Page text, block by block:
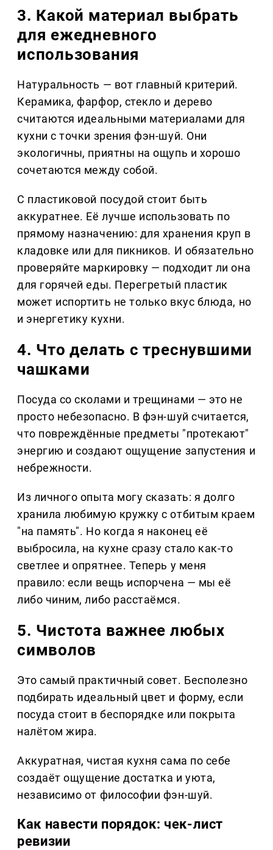
3. Какой материал выбрать
для ежедневного
использования
Натуральность — вот главный критерий.
Керамика, фарфор, стекло и дерево
считаются идеальными материалами для
кухни с точки зрения фэн-шуй. Они
экологичны, приятны на ощупь и хорошо
сочетаются между собой.
С пластиковой посудой стоит быть
аккуратнее. Её лучше использовать по
прямому назначению: для хранения круп в
кладовке или для пикников. И обязательно
проверяйте маркировку — подходит ли она
для горячей еды. Перегретый пластик
может испортить не только вкус блюда, но
и энергетику кухни.
4. Что делать с треснувшими
чашками
Посуда со сколами и трещинами — это не
просто небезопасно. В фэн-шуй считается,
что повреждённые предметы "протекают"
энергию и создают ощущение запустения и
небрежности.
Из личного опыта могу сказать: я долго
хранила любимую кружку с отбитым краем
"на память". Но когда я наконец её
выбросила, на кухне сразу стало как-то
светлее и опрятнее. Теперь у меня
правило: если вещь испорчена — мы её
либо чиним, либо расстаёмся.
5. Чистота важнее любых
символов
Это самый практичный совет. Бесполезно
подбирать идеальный цвет и форму, если
посуда стоит в беспорядке или покрыта
налётом жира.
Аккуратная, чистая кухня сама по себе
создаёт ощущение достатка и уюта,
независимо от философии фэн-шуй.
Как навести порядок: чек-лист
ревизии